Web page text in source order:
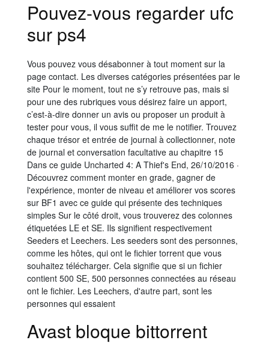
Pouvez-vous regarder ufc
sur ps4
Vous pouvez vous désabonner à tout moment sur la
page contact. Les diverses catégories présentées par le
site Pour le moment, tout ne s’y retrouve pas, mais si
pour une des rubriques vous désirez faire un apport,
c’est-à-dire donner un avis ou proposer un produit à
tester pour vous, il vous suffit de me le notifier. Trouvez
chaque trésor et entrée de journal à collectionner, note
de journal et conversation facultative au chapitre 15
Dans ce guide Uncharted 4: A Thief's End, 26/10/2016 ·
Découvrez comment monter en grade, gagner de
l'expérience, monter de niveau et améliorer vos scores
sur BF1 avec ce guide qui présente des techniques
simples Sur le côté droit, vous trouverez des colonnes
étiquetées LE et SE. Ils signifient respectivement
Seeders et Leechers. Les seeders sont des personnes,
comme les hôtes, qui ont le fichier torrent que vous
souhaitez télécharger. Cela signifie que si un fichier
contient 500 SE, 500 personnes connectées au réseau
ont le fichier. Les Leechers, d'autre part, sont les
personnes qui essaient
Avast bloque bittorrent